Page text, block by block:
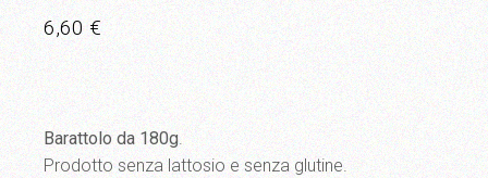
6,60€
Barattolo da 180g.
Prodotto senza lattosio e senza glutine.